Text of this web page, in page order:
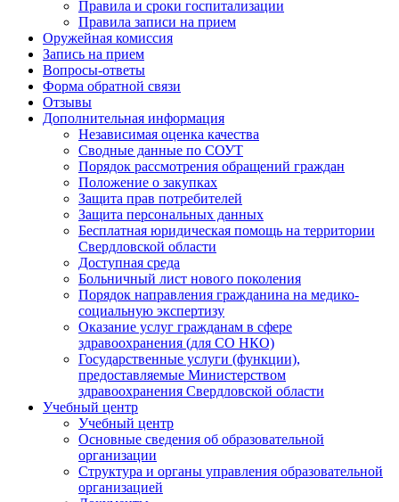
Правила и сроки госпитализации
Правила записи на прием
Оружейная комиссия
Запись на прием
Вопросы-ответы
Форма обратной связи
Отзывы
Дополнительная информация
Независимая оценка качества
Сводные данные по СОУТ
Порядок рассмотрения обращений граждан
Положение о закупках
Защита прав потребителей
Защита персональных данных
Бесплатная юридическая помощь на территории
Свердловской области
Доступная среда
Больничный лист нового поколения
Порядок направления гражданина на медико-
социальную экспертизу
Оказание услуг гражданам в сфере
здравоохранения (для СО НКО)
Государственные услуги (функции),
предоставляемые Министерством
здравоохранения Свердловской области
Учебный центр
Учебный центр
Основные сведения об образовательной
организации
Структура и органы управления образовательной
организацией